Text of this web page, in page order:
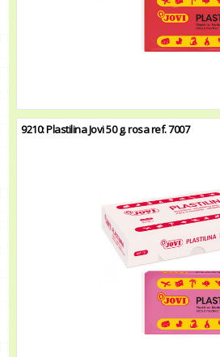
9210: Plastilina Jovi 50 g. rosa ref. 7007